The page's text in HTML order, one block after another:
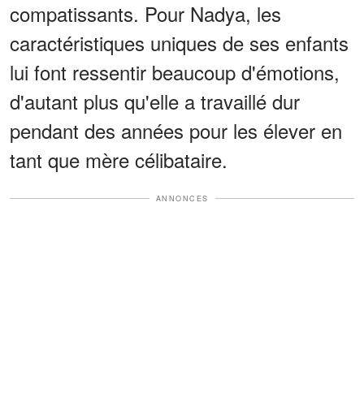
compatissants. Pour Nadya, les
caractéristiques uniques de ses enfants
lui font ressentir beaucoup d'émotions,
d'autant plus qu'elle a travaillé dur
pendant des années pour les élever en
tant que mère célibataire.
ANNONCES